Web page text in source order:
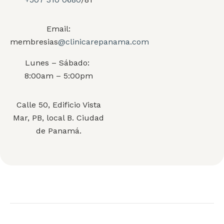
Email:
membresias@clinicarepanama.com
Lunes – Sábado:
8:00am – 5:00pm
Calle 50, Edificio Vista
Mar, PB, local B. Ciudad
de Panamá.